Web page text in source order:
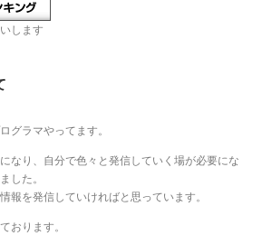
します
グラマやってます。
なり、自分で色々と発信していく場が必要にな
した。
報を発信していければと思っています。
おります。